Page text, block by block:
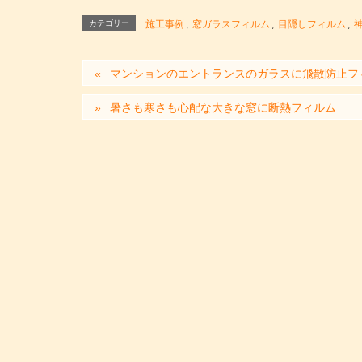
カテゴリー 施工事例 , 窓ガラスフィルム , 目隠しフィルム ,
マンションのエントランスのガラスに飛散防止フ
暑さも寒さも心配な大きな窓に断熱フィルム